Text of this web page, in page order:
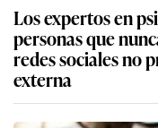
Los expertos en
personas que
redes sociales no
externa